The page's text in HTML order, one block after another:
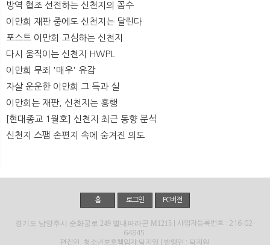
방역 협조 선전하는 신천지의 꼼수
이만희 재판 중에도 신천지는 달린다
포스트 이만희 고심하는 신천지
다시 움직이는 신천지 HWPL
이만희 무죄 '매우' 유감
자살 운운한 이만희 그 득과 실
이만희는 재판, 신천지는 흥행
[현대종교 1월호] 신천지 최근 동향 분석
신천지 스팸 손편지 속에 숨겨진 의도
홈 로그인 PC버전
경기도 남양주시 순화궁로 249 별내파라곤 M1215 | 사업자등록번호 : 216-02-
64845
편집인, 청소년보호책임자:탁지일 | 발행인 : 탁지원